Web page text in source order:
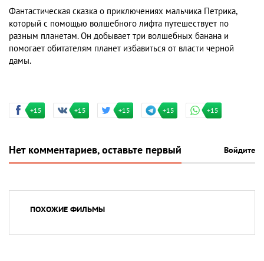
Фантастическая сказка о приключениях мальчика Петрика,
который с помощью волшебного лифта путешествует по
разным планетам. Он добывает три волшебных банана и
помогает обитателям планет избавиться от власти черной
дамы.
+15 +15 +15 +15 +15
Нет комментариев, оставьте первый Войдите
ПОХОЖИЕ ФИЛЬМЫ